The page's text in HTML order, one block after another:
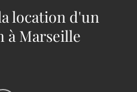
location d'un
à Marseille